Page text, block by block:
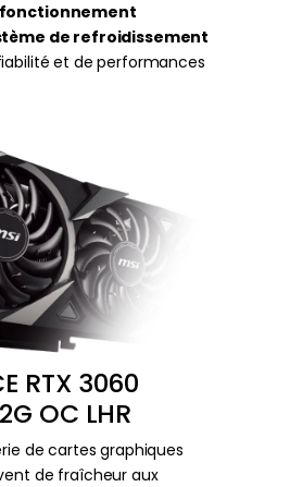
de refroidissement
et de performances
RTX 3060
OC LHR
de cartes graphiques
de fraîcheur aux